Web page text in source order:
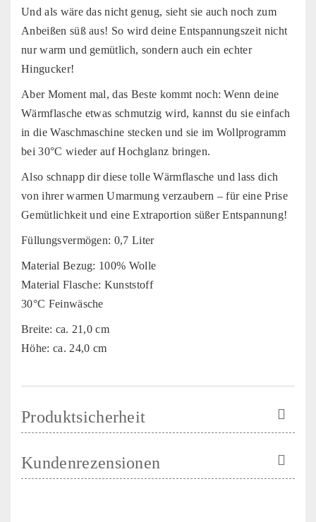
Und als wäre das nicht genug, sieht sie auch noch zum
Anbeißen süß aus! So wird deine Entspannungszeit nicht
nur warm und gemütlich, sondern auch ein echter
Hingucker!
Aber Moment mal, das Beste kommt noch: Wenn deine
Wärmflasche etwas schmutzig wird, kannst du sie einfach
in die Waschmaschine stecken und sie im Wollprogramm
bei 30°C wieder auf Hochglanz bringen.
Also schnapp dir diese tolle Wärmflasche und lass dich
von ihrer warmen Umarmung verzaubern – für eine Prise
Gemütlichkeit und eine Extraportion süßer Entspannung!
Füllungsvermögen: 0,7 Liter
Material Bezug: 100% Wolle
Material Flasche: Kunststoff
30°C Feinwäsche
Breite: ca. 21,0 cm
Höhe: ca. 24,0 cm
Produktsicherheit
Kundenrezensionen